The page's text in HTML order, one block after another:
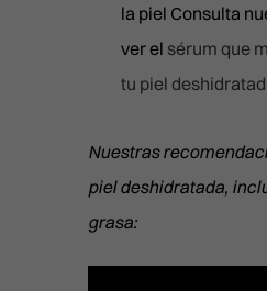
la piel Consulta
ver el sérum que
tu piel
Nuestras
piel deshidratada,
grasa: